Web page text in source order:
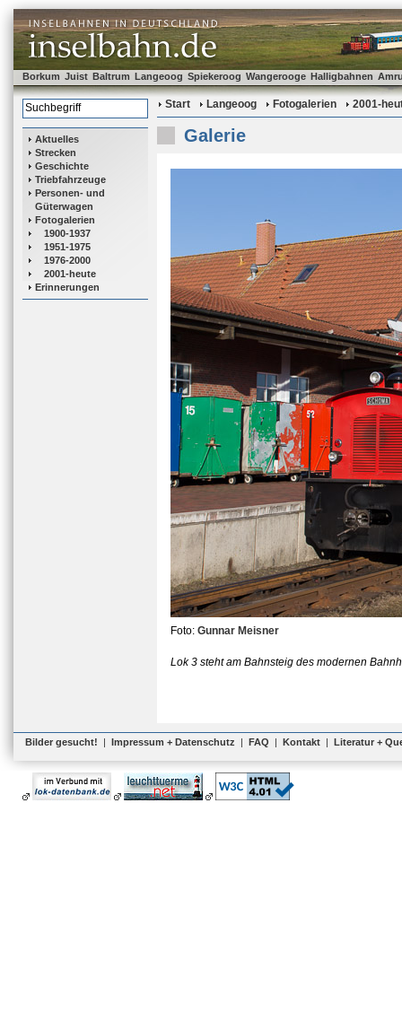
Borkum Juist Baltrum Langeoog Spiekeroog Wangerooge Halligbahnen
Aktuelles
Strecken
Geschichte
Triebfahrzeuge
Personen- und
Güterwagen
Fotogalerien
1900-1937
1951-1975
1976-2000
2001-heute
Erinnerungen
Start Langeoog Fotogalerien 2001-
Galerie
Foto: Gunnar Meisner
Lok 3 steht am Bahnsteig des modernen
Bilder gesucht! | Impressum + Datenschutz | FAQ | Kontakt | Literatur +